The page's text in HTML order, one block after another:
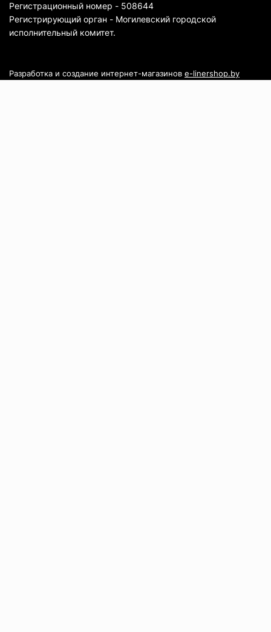
Регистрационный номер - 508644
Регистрирующий орган - Могилевский городской
исполнительный комитет.
Разработка и создание интернет-магазинов e-linershop.by